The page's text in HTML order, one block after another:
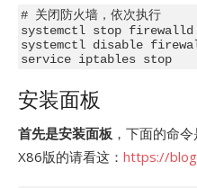
# 关闭防火墙，依次执行
systemctl stop firewalld
systemctl disable
service iptables stop
安装面板
首先是安装面板 ，下面的命
X86版的请看这： https://